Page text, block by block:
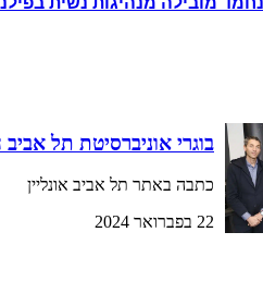
בוגרי אוניברסיטת תל
כתבה באתר תל אביב אונליין
22 בפברואר 2024